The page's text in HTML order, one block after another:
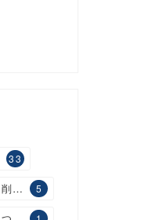
33
カンボジアの水道掘削工事 5